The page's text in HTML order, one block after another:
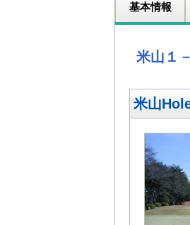
基本情報
米山１
米山